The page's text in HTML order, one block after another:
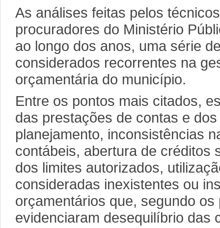
As análises feitas pelos
procuradores do Ministério
ao longo dos anos, uma série
considerados recorrentes na
orçamentária do município.
Entre os pontos mais citados,
das prestações de contas e
planejamento, inconsistências
contábeis, abertura de créditos
dos limites autorizados,
consideradas inexistentes ou
orçamentários que, segundo os
evidenciaram desequilíbrio das